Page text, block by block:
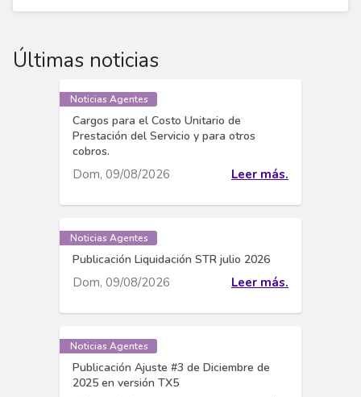
Últimas noticias
Noticias Agentes
Cargos para el Costo Unitario de
Prestación del Servicio y para otros
cobros.
Dom, 09/08/2026 Leer más.
Noticias Agentes
Publicación Liquidación STR julio 2026
Dom, 09/08/2026 Leer más.
Noticias Agentes
Publicación Ajuste #3 de Diciembre de
2025 en versión TX5